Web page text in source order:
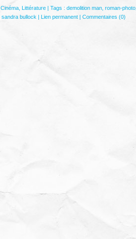
Cinéma, Littérature| Tags : demolition man, roman-photo,
sandra bullock | Lien permanent| Commentaires (0)